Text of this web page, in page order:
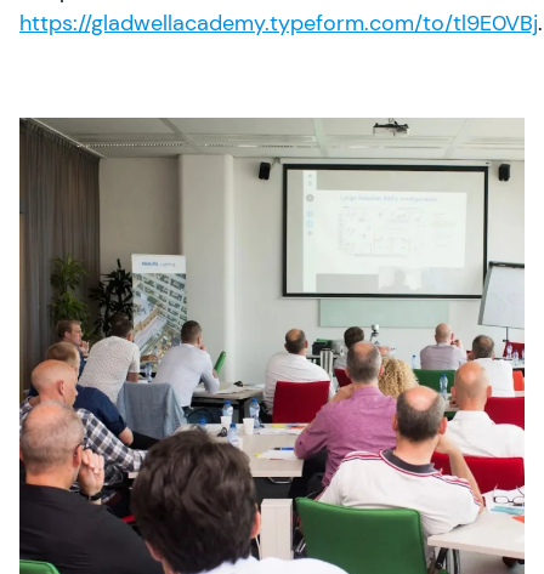
https://gladwellacademy.typeform.com/to/tl9E0VBj.